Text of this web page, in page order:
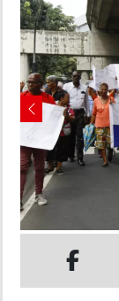
SHOW
DEPORTES
MUNDO
INSÓLITAS
MULTIMEDIA
IMPRESO
Previous